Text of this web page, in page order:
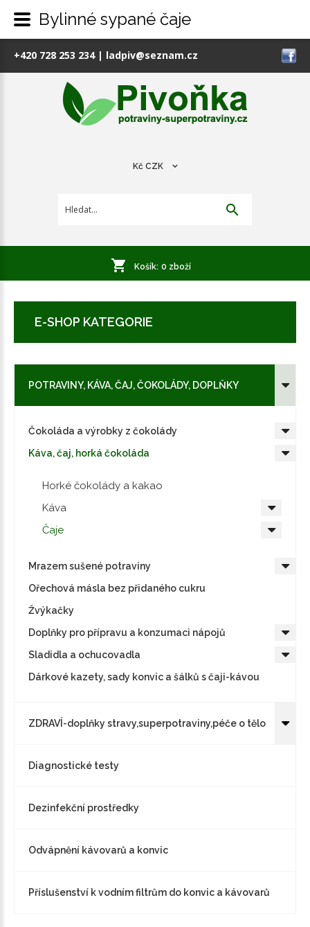
+420 728 253 234| ladpiv@seznam.cz
Kč CZK
Košík: 0 zboží
E-SHOP KATEGORIE
POTRAVINY, KÁVA, ČAJ, ČOKOLÁDY, DOPLŇKY
Čokoláda a výrobky z čokolády
Káva, čaj, horká čokoláda
Horké čokolády a kakao
Káva
Čaje
Mrazem sušené potraviny
Ořechová másla bez přidaného cukru
Žvýkačky
Doplňky pro přípravu a konzumaci nápojů
Sladidla a ochucovadla
Dárkové kazety, sady konvic a šálků s čaji-kávou
ZDRAVÍ-doplňky stravy,superpotraviny,péče o tělo
Diagnostické testy
Dezinfekční prostředky
Odvápnění kávovarů a konvic
Příslušenství k vodním filtrům do konvic a kávovarů
Bylinné sypané čaje